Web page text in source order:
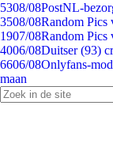
5308/08PostNL-
3508/08Random Pics
1907/08Random Pics
4006/08Duitser (93)
6606/08Onlyfans-
maan